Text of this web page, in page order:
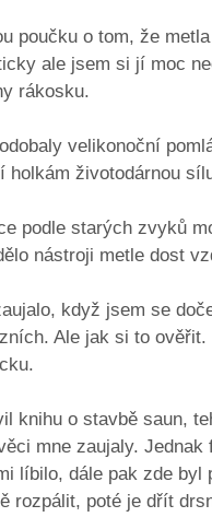
poučku o tom, že
ale jsem si jí moc
rákosku.
velikonoční
holkám životodárnou
podle starých zvyků
nástroji metle dost
když jsem se
Ale jak si to
knihu o stavbě saun,
mne zaujaly.
líbilo, dále pak zde byl
rozpálit, poté je dřít